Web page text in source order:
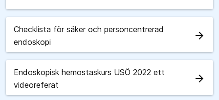
Checklista för säker och personcentrerad
endoskopi
arrow_forward
Endoskopisk hemostaskurs USÖ 2022 ett
videoreferat
arrow_forward